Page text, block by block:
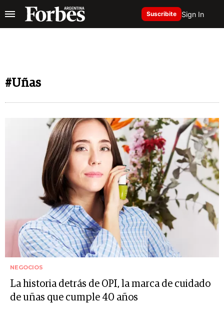
Suscribite Sign In
#Uñas
NEGOCIOS
La historia detrás de OPI, la marca de cuidado
de uñas que cumple 40 años